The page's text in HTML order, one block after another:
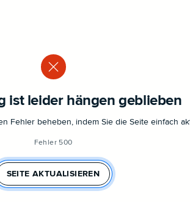
ist leider hängen geblieben
Fehler beheben, indem Sie die Seite einfach
Fehler 500
SEITE AKTUALISIEREN